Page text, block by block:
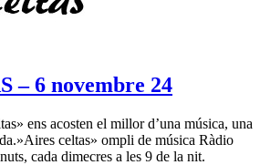
– 6 novembre 24
ens acosten el millor d’una música, una
celtas» ompli de música Ràdio
cada dimecres a les 9 de la nit.